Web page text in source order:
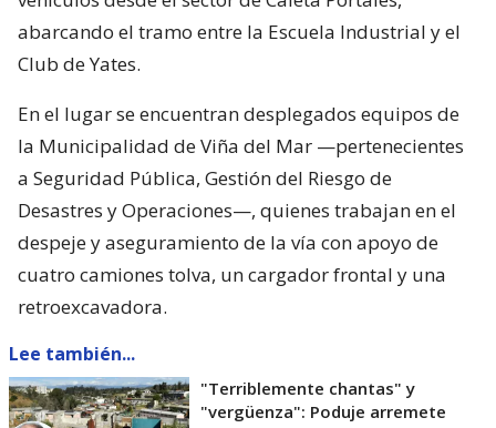
abarcando el tramo entre la Escuela Industrial y el
Club de Yates.
En el lugar se encuentran desplegados equipos de
la Municipalidad de Viña del Mar —pertenecientes
a Seguridad Pública, Gestión del Riesgo de
Desastres y Operaciones—, quienes trabajan en el
despeje y aseguramiento de la vía con apoyo de
cuatro camiones tolva, un cargador frontal y una
retroexcavadora.
Lee también...
"Terriblemente chantas" y
"vergüenza": Poduje arremete